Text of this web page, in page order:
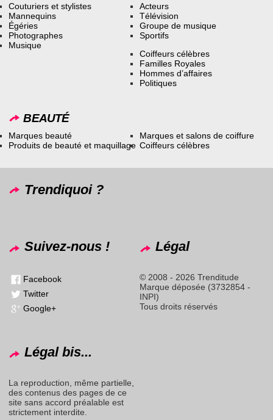
Couturiers et stylistes
Mannequins
Égéries
Photographes
Musique
Acteurs
Télévision
Groupe de musique
Sportifs
Coiffeurs célèbres
Familles Royales
Hommes d’affaires
Politiques
BEAUTÉ
Marques beauté
Produits de beauté et maquillage
Marques et salons de coiffure
Coiffeurs célèbres
Trendiquoi ?
Suivez-nous !
Facebook
Twitter
Google+
Légal
© 2008 - 2026 Trenditude
Marque déposée (3732854 -
INPI)
Tous droits réservés
Légal bis...
La reproduction, même partielle,
des contenus des pages de ce
site sans accord préalable est
strictement interdite.